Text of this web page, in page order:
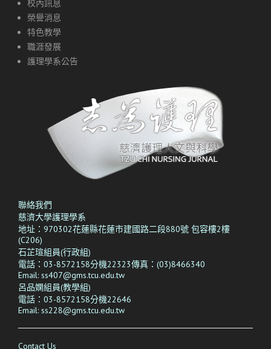
校內訊息
榮譽消息
特色教學
職涯發展
護理學系公告
聯絡我們
慈濟大學護理學系
地址：970302花蓮縣花蓮市建國路二段880號 包容樓2樓
(C206)
石芷瑄組員(行政組)
電話：03-8572158分機22323傳真：(03)8466340
Email: ss407@gms.tcu.edu.tw
呂品嫻組員(教學組)
電話：03-8572158分機22646
Email: ss228@gms.tcu.edu.tw
Contact Us